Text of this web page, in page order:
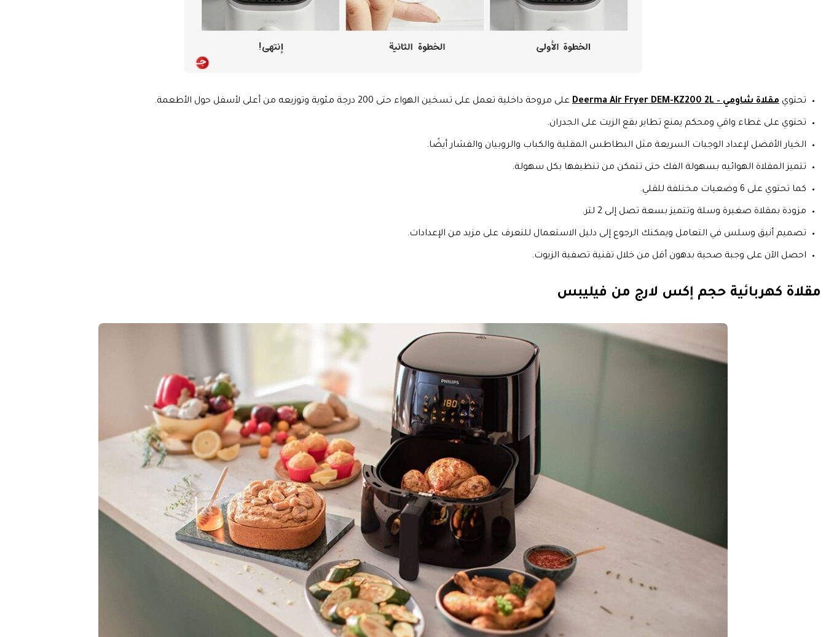
تحتوي مقلاة شاومي – Deerma Air Fryer DEM-KZ200 2L على مروحة داخلية تعمل على تسخين الهواء حتى 200 درجة مئوية وتوزيعه من أعلى لأسفل حول الأطعمة.
تحتوي على غطاء واقي ومحكم يمنع تطاير بقع الزيت على الجدران.
الخيار الأفضل لإعداد الوجبات السريعة مثل البطاطس المقلية والكباب والروبيان والفشار أيضًا.
تتميز المقلاة الهوائيه بسهولة الفك حتى تتمكن من تنظيفها بكل سهولة.
كما تحتوي على 6 وضعيات مختلفة للقلي.
مزودة بمقلاة صغيرة وسلة وتتميز بسعة تصل إلى 2 لتر.
تصميم أنيق وسلس في التعامل ويمكنك الرجوع إلى دليل الاستعمال للتعرف على مزيد من الإعدادات.
احصل الآن على وجبة صحية بدهون أقل من خلال تقنية تصفية الزيوت.
مقلاة كهربائية حجم إكس لارج من فيليبس